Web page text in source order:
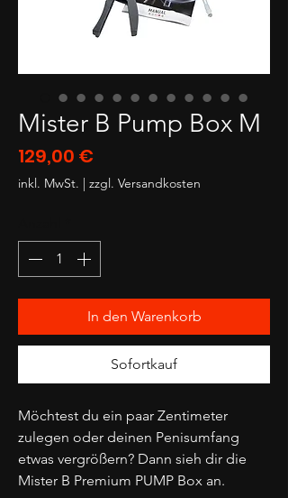
Mister B Pump Box M
129,00 €
inkl. MwSt. | zzgl. Versandkosten
In den Warenkorb
Sofortkauf
Möchtest du ein paar Zentimeter
zulegen oder deinen Penisumfang
etwas vergrößern? Dann sieh dir die
Mister B Premium PUMP Box an.